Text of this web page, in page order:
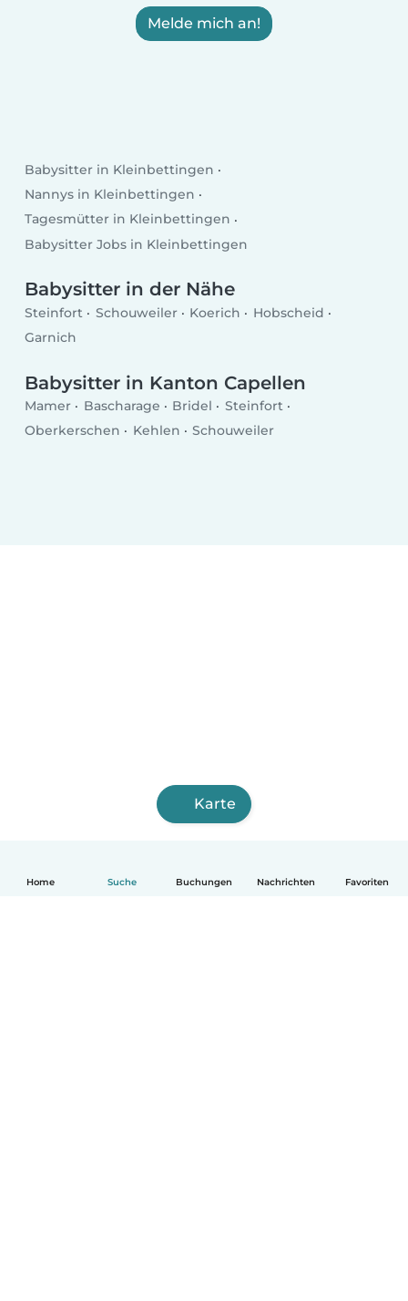
Home Suche Buchungen Nachrichten Favoriten
Melde mich an!
Babysitter in Kleinbettingen
Nannys in Kleinbettingen
Tagesmütter in Kleinbettingen
Babysitter Jobs in Kleinbettingen
Babysitter in der Nähe
Steinfort Schouweiler Koerich
Hobscheid
Garnich
Babysitter in Kanton Capellen
Mamer Bascharage Bridel
Steinfort
Oberkerschen
Kehlen Schouweiler
Karte